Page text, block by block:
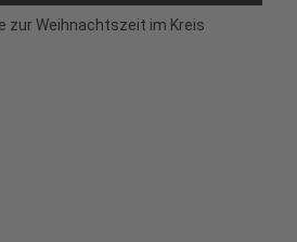
Willingen
zur Weihnachtszeit im Kreis